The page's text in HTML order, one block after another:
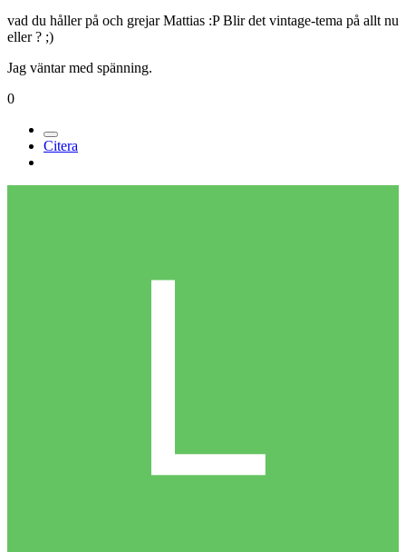
vad du håller på och grejar Mattias :P Blir det vintage-tema på allt nu
eller ? ;)
Jag väntar med spänning.
0
Citera